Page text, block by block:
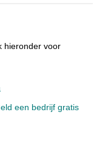
hieronder voor
een bedrijf gratis